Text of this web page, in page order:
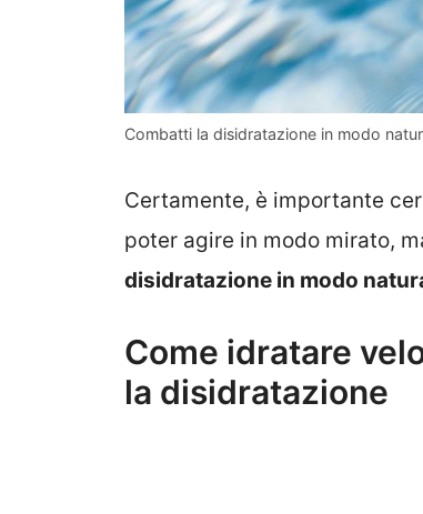
Combatti la disidratazione in modo
Certamente, è importante
poter agire in modo mirato,
disidratazione in modo
Come idratare
la disidratazione